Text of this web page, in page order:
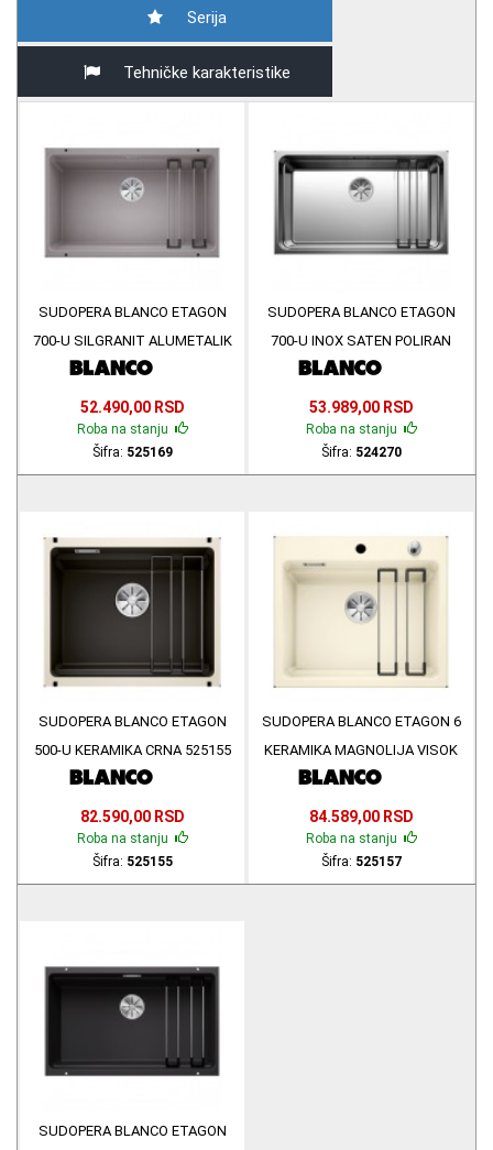
Serija
Tehničke karakteristike
SUDOPERA BLANCO ETAGON
700-U SILGRANIT ALUMETALIK
525169
52.490,00 RSD
Roba na stanju
Šifra: 525169
SUDOPERA BLANCO ETAGON
700-U INOX SATEN POLIRAN
524270
53.989,00 RSD
Roba na stanju
Šifra: 524270
SUDOPERA BLANCO ETAGON
500-U KERAMIKA CRNA 525155
82.590,00 RSD
Roba na stanju
Šifra: 525155
SUDOPERA BLANCO ETAGON 6
KERAMIKA MAGNOLIJA VISOK
SJAJ 525157
84.589,00 RSD
Roba na stanju
Šifra: 525157
SUDOPERA BLANCO ETAGON